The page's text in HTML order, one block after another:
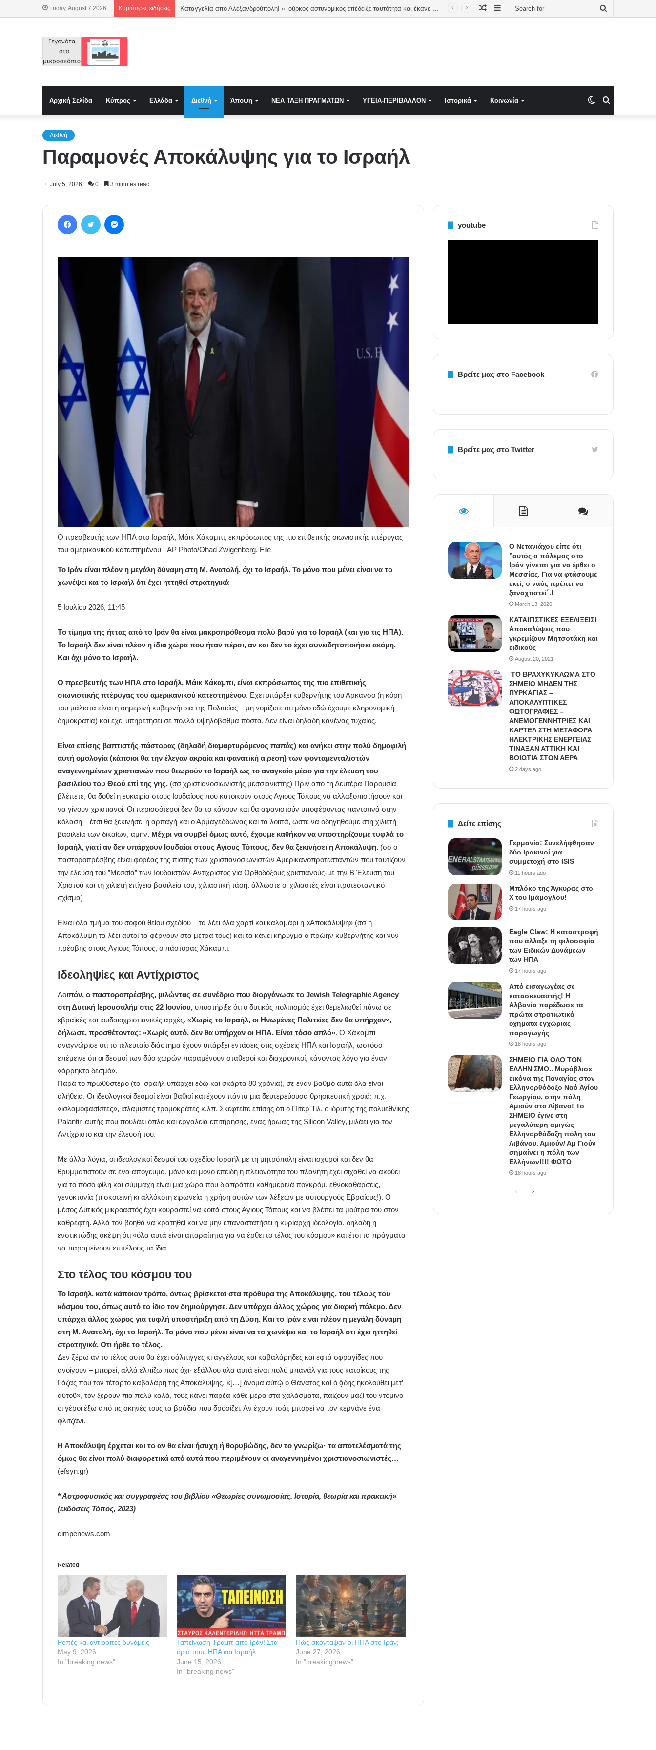
Friday, August 7 2026 Κυριότερες ειδήσεις Καταγγελία από Αλεξανδρούπολη! «Τούρκος αστυνομικός επέδειξε ταυτότητα και έκανε υποδείξεις σε Έλληνα πολίτη» Sidebar
Random
Αρχική Σελίδα Κύπρος Ελλάδα Διεθνή Άποψη NEA TAΞΗ ΠΡΑΓΜΑΤΩΝ ΥΓΕΙΑ-ΠΕΡΙΒΑΛΛΟΝ Ιστορικά Κοινωνία Switch
Διεθνή
Παραμονές Αποκάλυψης για το Ισραήλ
July 5, 2026 0 3 minutes read
Ο πρεσβευτής των ΗΠΑ στο Ισραήλ, Μάικ Χάκαμπι, εκπρόσωπος της πιο επιθετικής σιωνιστικής πτέρυγας
του αμερικανικού κατεστημένου | AP Photo/Ohad Zwigenberg, File
Το Ιράν είναι πλέον η μεγάλη δύναμη στη Μ. Ανατολή, όχι το Ισραήλ. Το μόνο που μένει είναι να το
χωνέψει και το Ισραήλ ότι έχει ηττηθεί στρατηγικά
5 Ιουλίου 2026, 11:45
Tο τίμημα της ήττας από το Ιράν θα είναι μακροπρόθεσμα πολύ βαρύ για το Ισραήλ (και για τις ΗΠΑ).
Το Ισραήλ δεν είναι πλέον η ίδια χώρα που ήταν πέρσι, αν και δεν το έχει συνειδητοποιήσει ακόμη.
Και όχι μόνο το Ισραήλ.
Ο πρεσβευτής των ΗΠΑ στο Ισραήλ, Μάικ Χάκαμπι, είναι εκπρόσωπος της πιο επιθετικής
σιωνιστικής πτέρυγας του αμερικανικού κατεστημένου. Εχει υπάρξει κυβερνήτης του Αρκανσο (η κόρη
του μάλιστα είναι η σημερινή κυβερνήτρια της Πολιτείας – μη νομίζετε ότι μόνο εδώ έχουμε κληρονομική
δημοκρατία) και έχει υπηρετήσει σε πολλά υψηλόβαθμα πόστα. Δεν είναι δηλαδή κανένας τυχαίος.
Είναι επίσης βαπτιστής πάστορας (δηλαδή διαμαρτυρόμενος παπάς) και ανήκει στην πολύ δημοφιλή
αυτή ομολογία (κάποιοι θα την έλεγαν ακραία και φανατική αίρεση) των φονταμενταλιστών
αναγεννημένων χριστιανών που θεωρούν το Ισραήλ ως το αναγκαίο μέσο για την έλευση του
βασιλείου του Θεού επί της γης. (σσ χριστιανοσιωνιστής μεσσιανιστής) Πριν από τη Δευτέρα Παρουσία
βλέπετε, θα δοθεί η ευκαιρία στους Ιουδαίους που κατοικούν στους Αγιους Τόπους να αλλαξοπιστήσουν και
να γίνουν χριστιανοί. Οι περισσότεροι δεν θα το κάνουν και θα αφανιστούν υποφέροντας παντοτινά στην
κόλαση – έτσι θα ξεκινήσει η αρπαγή και ο Αρμαγεδδώνας και τα λοιπά, ώστε να οδηγηθούμε στη χιλιετή
βασιλεία των δικαίων, αμήν. Μέχρι να συμβεί όμως αυτό, έχουμε καθήκον να υποστηρίζουμε τυφλά το
Ισραήλ, γιατί αν δεν υπάρχουν Ιουδαίοι στους Αγιους Τόπους, δεν θα ξεκινήσει η Αποκάλυψη. (σσ o
παστοροπρέσβης είναι φορέας της πίστης των χριστιανοσιωνιστών Αμερικανοπροτεσταντών που ταυτίζουν
την έλευση του ”Μεσσία” των Ιουδαιστών-Αντίχριστος για Ορθοδόξους χριστιανούς-με την Β Έλευση του
Χριστού και τη χιλιετή επίγεια βασιλεία του, χιλιαστική τάση. άλλωστε οι χιλιαστές είναι προτεσταντικό
σχίσμα)
Είναι όλα τμήμα του σοφού θείου σχεδίου – τα λέει όλα χαρτί και καλαμάρι η «Αποκάλυψη» (σσ η
Αποκάλυψη τα λέει αυτοί τα φέρνουν στα μέτρα τους) και τα κάνει κήρυγμα ο πρώην κυβερνήτης και νυν
πρέσβης στους Αγιους Τόπους, ο πάστορας Χάκαμπι.
Ιδεοληψίες και Αντίχριστος
Λοιπόν, ο παστοροπρέσβης, μιλώντας σε συνέδριο που διοργάνωσε το Jewish Telegraphic Agency
στη Δυτική Ιερουσαλήμ στις 22 Ιουνίου, υποστήριξε ότι ο δυτικός πολιτισμός έχει θεμελιωθεί πάνω σε
εβραϊκές και ιουδαιοχριστιανικές αρχές. «Χωρίς το Ισραήλ, οι Ηνωμένες Πολιτείες δεν θα υπήρχαν»,
δήλωσε, προσθέτοντας: «Χωρίς αυτό, δεν θα υπήρχαν οι ΗΠΑ. Είναι τόσο απλό». Ο Χάκαμπι
αναγνώρισε ότι το τελευταίο διάστημα έχουν υπάρξει εντάσεις στις σχέσεις ΗΠΑ και Ισραήλ, ωστόσο
επέμεινε ότι οι δεσμοί των δύο χωρών παραμένουν σταθεροί και διαχρονικοί, κάνοντας λόγο για έναν
«άρρηκτο δεσμό».
Παρά το πρωθύστερο (το Ισραήλ υπάρχει εδώ και σκάρτα 80 χρόνια), σε έναν βαθμό αυτά όλα είναι
αλήθεια. Οι ιδεολογικοί δεσμοί είναι βαθιοί και έχουν πάντα μια δευτερεύουσα θρησκευτική χροιά: π.χ.
«ισλαμοφασίστες», ισλαμιστές τρομοκράτες κ.λπ. Σκεφτείτε επίσης ότι ο Πίτερ Τιλ, ο ιδρυτής της πολυεθνικής
Palantir, αυτής που πουλάει όπλα και εργαλεία επιτήρησης, ένας ήρωας της Silicon Valley, μιλάει για τον
Αντίχριστο και την έλευσή του.
Με άλλα λόγια, οι ιδεολογικοί δεσμοί του σχεδίου Ισραήλ με τη μητρόπολη είναι ισχυροί και δεν θα
θρυμματιστούν σε ένα απόγευμα, μόνο και μόνο επειδή η πλειονότητα του πλανήτη έχει σιχαθεί να ακούει
για το πόσο φίλη και σύμμαχη είναι μια χώρα που διαπράττει καθημερινά πογκρόμ, εθνοκαθάρσεις,
γενοκτονία (τι σκοτεινή κι αλλόκοτη ειρωνεία η χρήση αυτών των λέξεων με αυτουργούς Εβραίους!). Ο
μέσος Δυτικός μικροαστός έχει κουραστεί να κοιτά στους Αγιους Τόπους και να βλέπει τα μούτρα του στον
καθρέφτη. Αλλά τον βοηθά να κρατηθεί και να μην επαναστατήσει η κυρίαρχη ιδεολογία, δηλαδή η
ενστικτώδης σκέψη ότι «όλα αυτά είναι απαραίτητα για να έρθει το τέλος του κόσμου» και έτσι τα πράγματα
να παραμείνουν επιτέλους τα ίδια.
Στο τέλος του κόσμου του
Το Ισραήλ, κατά κάποιον τρόπο, όντως βρίσκεται στα πρόθυρα της Αποκάλυψης, του τέλους του
κόσμου του, όπως αυτό το ίδιο τον δημιούργησε. Δεν υπάρχει άλλος χώρος για διαρκή πόλεμο. Δεν
υπάρχει άλλος χώρος για τυφλή υποστήριξη από τη Δύση. Και το Ιράν είναι πλέον η μεγάλη δύναμη
στη Μ. Ανατολή, όχι το Ισραήλ. Το μόνο που μένει είναι να το χωνέψει και το Ισραήλ ότι έχει ηττηθεί
στρατηγικά. Οτι ήρθε το τέλος.
Δεν ξέρω αν το τέλος αυτό θα έχει σάλπιγγες κι αγγέλους και καβαλάρηδες και εφτά σφραγίδες που
ανοίγουν – μπορεί, αλλά ελπίζω πως όχι· εξάλλου όλα αυτά είναι πολύ μπανάλ για τους κατοίκους της
Γάζας που τον τέταρτο καβαλάρη της Αποκάλυψης, «[…] ὄνομα αὐτῷ ὁ Θάνατος καὶ ὁ ᾅδης ἠκολούθει μετ’
αὐτοῦ», τον ξέρουν πια πολύ καλά, τους κάνει παρέα κάθε μέρα στα χαλάσματα, παίζουν μαζί του ντόμινο
οι γέροι έξω από τις σκηνές τους τα βράδια που δροσίζει. Αν έχουν τσάι, μπορεί να τον κερνάνε ένα
φλιτζάνι.
Η Αποκάλυψη έρχεται και το αν θα είναι ήσυχη ή θορυβώδης, δεν το γνωρίζω· τα αποτελέσματά της
όμως θα είναι πολύ διαφορετικά από αυτά που περιμένουν οι αναγεννημένοι χριστιανοσιωνιστές…
(efsyn.gr)
* Αστροφυσικός και συγγραφέας του βιβλίου «Θεωρίες συνωμοσίας. Ιστορία, θεωρία και πρακτική»
(εκδόσεις Τόπος, 2023)
dimpenews.com
Related
Ροπές και αντίροπες δυνάμεις
May 9, 2026
In "breaking news"
Ταπείνωση Τραμπ από Ιράν! Στα
όριά τους ΗΠΑ και Ισραήλ
June 15, 2026
In "breaking news"
Πώς σκόνταψαν οι ΗΠΑ στο Ιράν;
June 27, 2026
In "breaking news"
youtube
Βρείτε μας στο Facebook
Βρείτε μας στο Twitter
Ο Νετανιάχου είπε ότι
”αυτός ο πόλεμος στο
Ιράν γίνεται για να έρθει ο
Μεσσίας. Για να φτάσουμε
εκεί, ο ναός πρέπει να
ξαναχτιστεί΄.!
March 13, 2026
ΚΑΤΑΙΓΙΣΤΙΚΕΣ ΕΞΕΛΙΞΕΙΣ!
Αποκαλύψεις που
γκρεμίζουν Μητσοτάκη και
ειδικούς
August 20, 2021
ΤΟ ΒΡΑΧΥΚΥΚΛΩΜΑ ΣΤΟ
ΣΗΜΕΙΟ ΜΗΔΕΝ ΤΗΣ
ΠΥΡΚΑΓΙΑΣ –
ΑΠΟΚΑΛΥΠΤΙΚΕΣ
ΦΩΤΟΓΡΑΦΙΕΣ –
ΑΝΕΜΟΓΕΝΝΗΤΡΙΕΣ ΚΑΙ
ΚΑΡΤΕΛ ΣΤΗ ΜΕΤΑΦΟΡΑ
ΗΛΕΚΤΡΙΚΗΣ ΕΝΕΡΓΕΙΑΣ
ΤΙΝΑΞΑΝ ΑΤΤΙΚΗ ΚΑΙ
ΒΟΙΩΤΙΑ ΣΤΟΝ ΑΕΡΑ
2 days ago
Δείτε επίσης
Γερμανία: Συνελήφθησαν
δύο Ιρακινοί για
συμμετοχή στο ISIS
11 hours ago
Μπλόκο της Άγκυρας στο
X του Ιμάμογλου!
17 hours ago
Eagle Claw: Η καταστροφή
που άλλαξε τη φιλοσοφία
των Ειδικών Δυνάμεων
των ΗΠΑ
17 hours ago
Από εισαγωγέας σε
κατασκευαστής! Η
Αλβανία παρέδωσε τα
πρώτα στρατιωτικά
οχήματα εγχώριας
παραγωγής
18 hours ago
ΣΗΜΕΙΟ ΓΙΑ ΟΛΟ ΤΟΝ
ΕΛΛΗΝΙΣΜΟ.. Μυρόβλισε
εικόνα της Παναγίας στον
Ελληνορθόδοξο Ναό Αγίου
Γεωργίου, στην πόλη
Αμιούν στο Λίβανο! Το
ΣΗΜΕΙΟ έγινε στη
μεγαλύτερη αμιγώς
Ελληνορθόδοξη πόλη του
Λιβάνου. Αμιούν/ Αμ Γιούν
σημαίνει η πόλη των
Ελλήνων!!!! ΦΩΤΟ
18 hours ago